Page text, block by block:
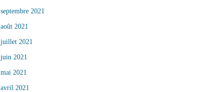
septembre 2021
août 2021
juillet 2021
juin 2021
mai 2021
avril 2021